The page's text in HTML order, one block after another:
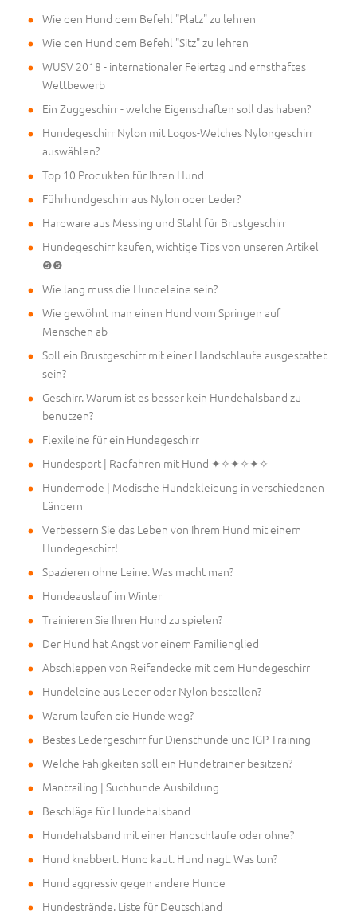
Wie den Hund dem Befehl "Platz" zu lehren
Wie den Hund dem Befehl "Sitz" zu lehren
WUSV 2018 - internationaler Feiertag und ernsthaftes
Wettbewerb
Ein Zuggeschirr - welche Eigenschaften soll das haben?
Hundegeschirr Nylon mit Logos-Welches Nylongeschirr
auswählen?
Top 10 Produkten für Ihren Hund
Führhundgeschirr aus Nylon oder Leder?
Hardware aus Messing und Stahl für Brustgeschirr
Hundegeschirr kaufen, wichtige Tips von unseren Artikel
❺❺
Wie lang muss die Hundeleine sein?
Wie gewöhnt man einen Hund vom Springen auf
Menschen ab
Soll ein Brustgeschirr mit einer Handschlaufe ausgestattet
sein?
Geschirr. Warum ist es besser kein Hundehalsband zu
benutzen?
Flexileine für ein Hundegeschirr
Hundesport | Radfahren mit Hund ✦✧✦✧✦✧
Hundemode | Modische Hundekleidung in verschiedenen
Ländern
Verbessern Sie das Leben von Ihrem Hund mit einem
Hundegeschirr!
Spazieren ohne Leine. Was macht man?
Hundeauslauf im Winter
Trainieren Sie Ihren Hund zu spielen?
Der Hund hat Angst vor einem Familienglied
Abschleppen von Reifendecke mit dem Hundegeschirr
Hundeleine aus Leder oder Nylon bestellen?
Warum laufen die Hunde weg?
Bestes Ledergeschirr für Diensthunde und IGP Training
Welche Fähigkeiten soll ein Hundetrainer besitzen?
Mantrailing | Suchhunde Ausbildung
Beschläge für Hundehalsband
Hundehalsband mit einer Handschlaufe oder ohne?
Hund knabbert. Hund kaut. Hund nagt. Was tun?
Hund aggressiv gegen andere Hunde
Hundestrände. Liste für Deutschland